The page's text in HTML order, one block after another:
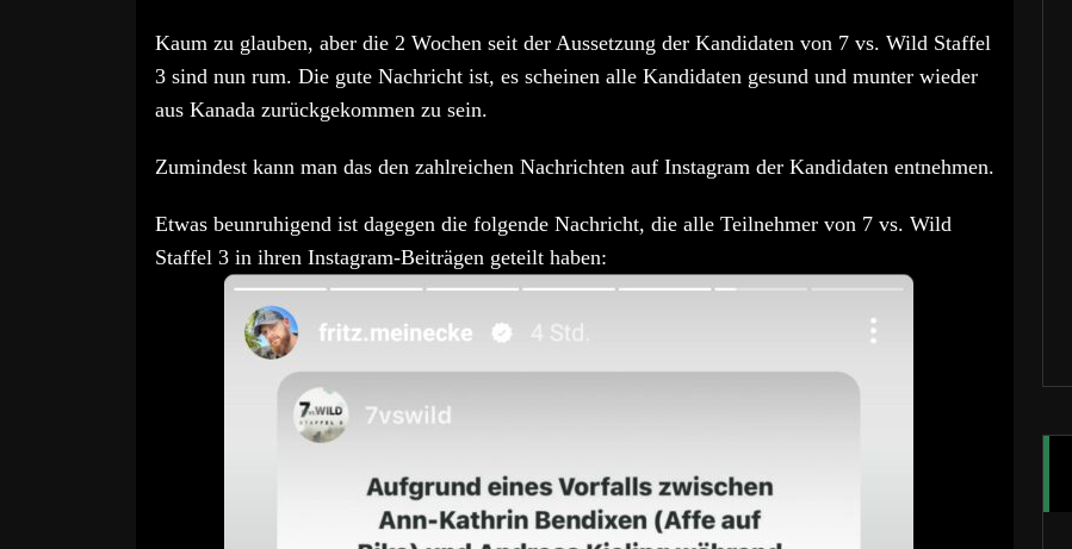
Kaum zu glauben, aber die 2 Wochen seit der Aussetzung der Kandidaten von 7 vs. Wild Staffel
3 sind nun rum. Die gute Nachricht ist, es scheinen alle Kandidaten gesund und munter wieder
aus Kanada zurückgekommen zu sein.
Zumindest kann man das den zahlreichen Nachrichten auf Instagram der Kandidaten entnehmen.
Etwas beunruhigend ist dagegen die folgende Nachricht, die alle Teilnehmer von 7 vs. Wild
Staffel 3 in ihren Instagram-Beiträgen geteilt haben: